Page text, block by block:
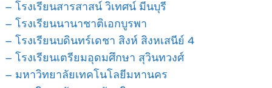
– โรงเรียนสารสาสน์ วิเทศน์ มีนบุรี
– โรงเรียนนานาชาติเอกบูรพา
– โรงเรียนบดินทร์เดชา สิงห์ สิงหเสนีย์ 4
– โรงเรียนเตรียมอุดมศึกษา สุวินทวงศ์
– มหาวิทยาลัยเทคโนโลยีมหานคร